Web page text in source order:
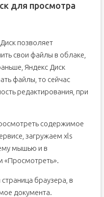
для просмотра
позволяет
свои файлы в облаке,
Яндекс Диск
файлы, то сейчас
редактирования, при
содержимое
загружаем xls
мышью и в
браузера, в
документа.